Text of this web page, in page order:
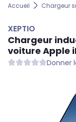
Accueil Chargeur
XEPTIO
Chargeur
voiture Apple
Donner